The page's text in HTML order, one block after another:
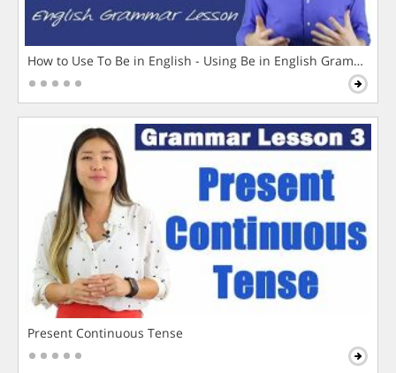
How to Use To Be in English - Using Be in English Grammar
Present Continuous Tense